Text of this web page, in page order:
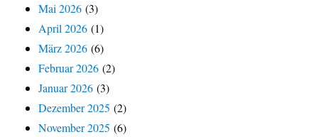
Mai 2026 (3)
April 2026 (1)
März 2026 (6)
Februar 2026 (2)
Januar 2026 (3)
Dezember 2025 (2)
November 2025 (6)